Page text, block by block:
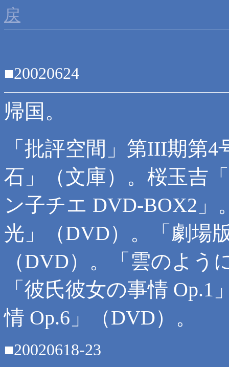
戻
■20020624
帰国。
「批評空間」第III期第
石」（文庫）。桜玉吉
ン子チエ DVD-BOX2
光」（DVD）。「劇場
（DVD）。「雲のよ
「彼氏彼女の事情
情 Op.6」（DVD）。
■20020618-23